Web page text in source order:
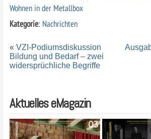
Wohnen in der Metallbox
Kategorie: Nachrichten
« VZI-Podiumsdiskussion
Bildung und Bedarf – zwei
widersprüchliche Begriffe
Aktuelles eMagazin